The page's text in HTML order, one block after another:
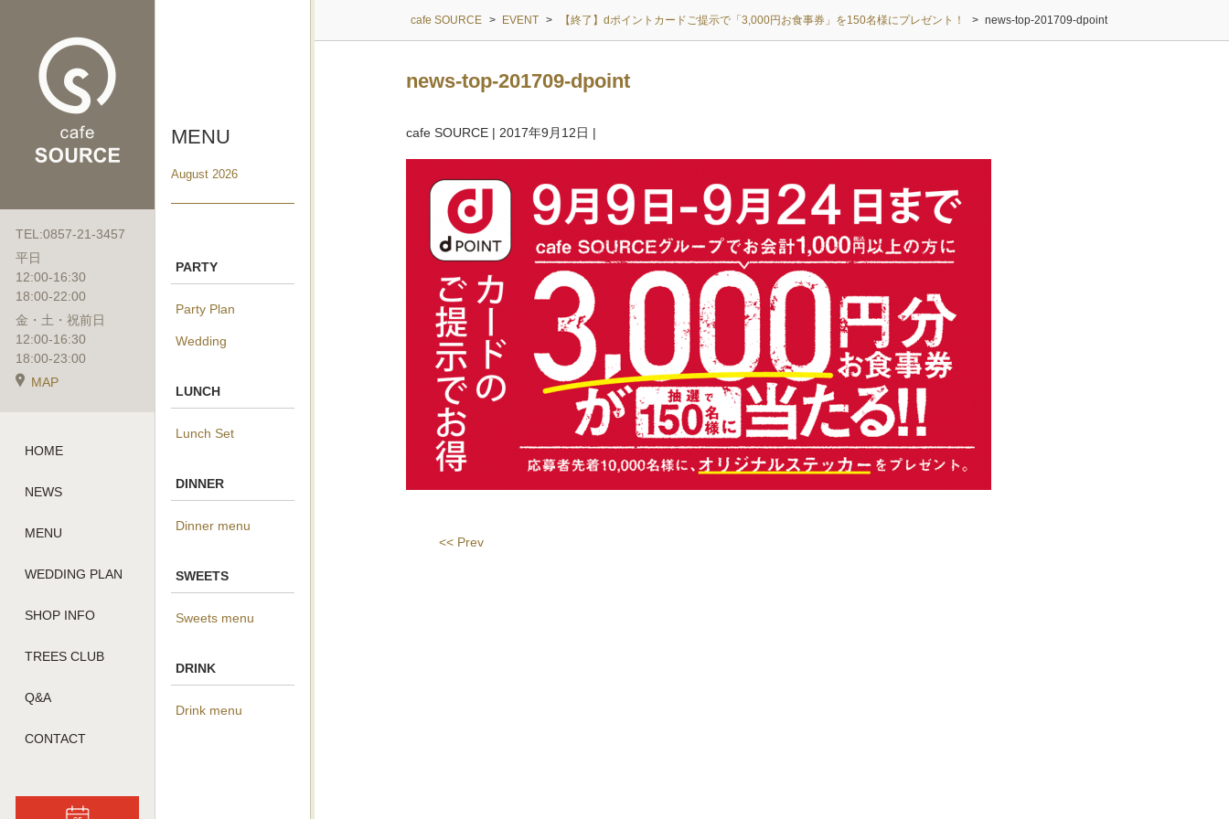
TEL:0857-21-3457
平日
12:00-16:30
18:00-22:00
金・土・祝前日
12:00-16:30
18:00-23:00
MAP
HOME
NEWS
MENU
WEDDING PLAN
SHOP INFO
TREES CLUB
Q&A
CONTACT
MENU
August 2026
PARTY
Party Plan
Wedding
LUNCH
Lunch Set
DINNER
Dinner menu
SWEETS
Sweets menu
DRINK
Drink menu
cafe SOURCE > EVENT > 【終了】dポイントカードご提示で「3,000円お食事券」を150名様にプレゼント！ > news-top-201709-dpoint
news-top-201709-dpoint
cafe SOURCE | 2017年9月12日 |
<< Prev